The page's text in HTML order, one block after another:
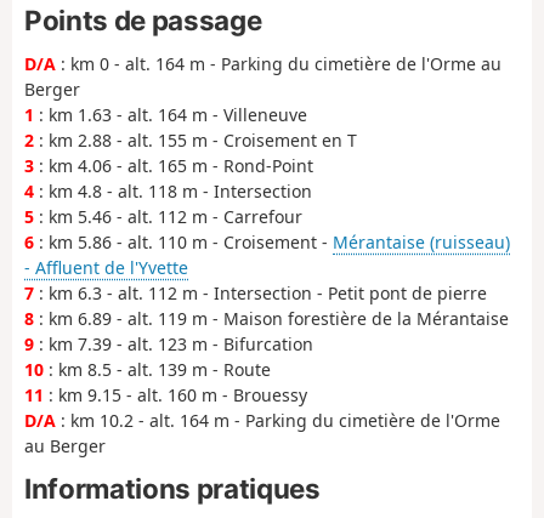
Points de passage
D/A : km 0 - alt. 164 m - Parking du cimetière de l'Orme au
Berger
1 : km 1.63 - alt. 164 m - Villeneuve
2 : km 2.88 - alt. 155 m - Croisement en T
3 : km 4.06 - alt. 165 m - Rond-Point
4 : km 4.8 - alt. 118 m - Intersection
5 : km 5.46 - alt. 112 m - Carrefour
6 : km 5.86 - alt. 110 m - Croisement - Mérantaise (ruisseau)
- Affluent de l'Yvette
7 : km 6.3 - alt. 112 m - Intersection - Petit pont de pierre
8 : km 6.89 - alt. 119 m - Maison forestière de la Mérantaise
9 : km 7.39 - alt. 123 m - Bifurcation
10 : km 8.5 - alt. 139 m - Route
11 : km 9.15 - alt. 160 m - Brouessy
D/A : km 10.2 - alt. 164 m - Parking du cimetière de l'Orme
au Berger
Informations pratiques